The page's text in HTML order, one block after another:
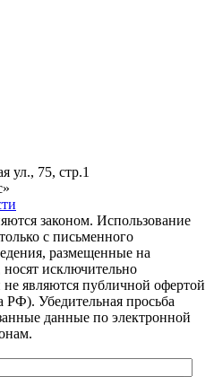
ул., 75, стр.1
законом. Использование
с письменного
размещенные на
носят исключительно
являются публичной офертой
РФ). Убедительная просьба
данные по электронной